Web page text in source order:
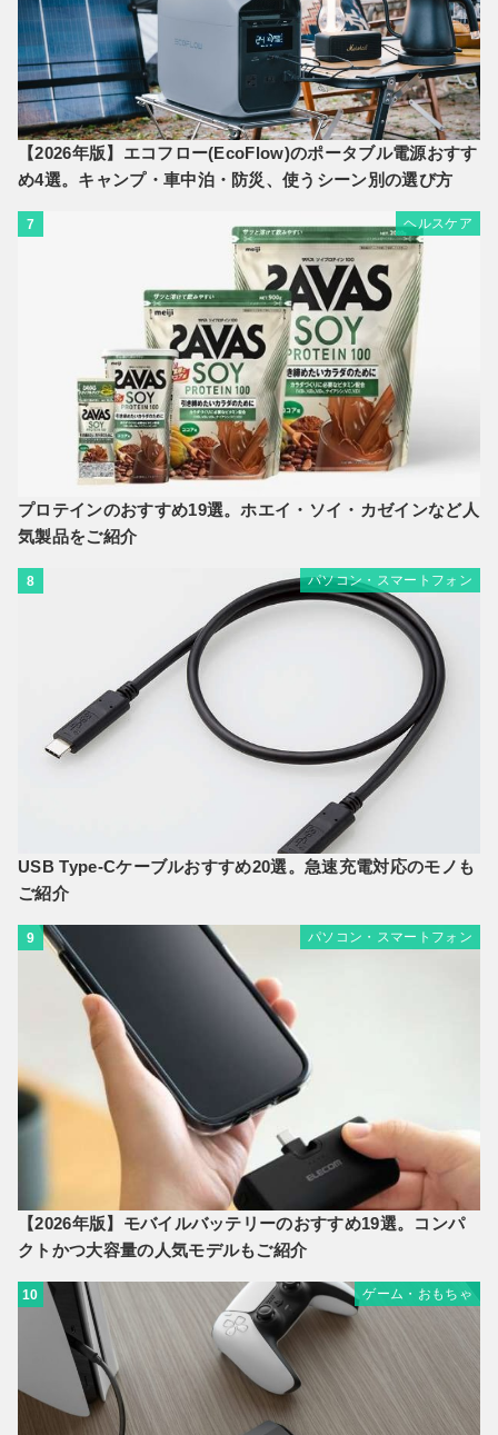
【2026年版】エコフロー(EcoFlow)のポータブル電源おすす
め4選。キャンプ・車中泊・防災、使うシーン別の選び方
7 ヘルスケア
プロテインのおすすめ19選。ホエイ・ソイ・カゼインなど人
気製品をご紹介
8 パソコン・スマートフォン
USB Type-Cケーブルおすすめ20選。急速充電対応のモノも
ご紹介
9 パソコン・スマートフォン
【2026年版】モバイルバッテリーのおすすめ19選。コンパ
クトかつ大容量の人気モデルもご紹介
10 ゲーム・おもちゃ